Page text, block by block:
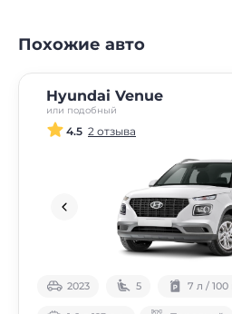
Похожие авто
Hyundai Venue
или подобный
4.5 2 отзыва
2023 5 7 л / 100